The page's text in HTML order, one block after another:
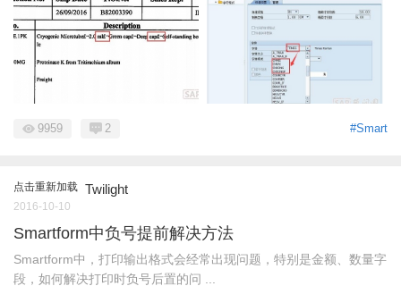
#Smart
9959 2
点击重新加载 Twilight
2016-10-10
Smartform中负号提前解决方法
Smartform中，打印输出格式会经常出现问题，特别是金额、数量字
段，如何解决打印时负号后置的问 ...